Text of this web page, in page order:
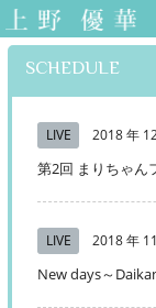
上野優華 オフィ
シャルサイト-
SCHEDULE
LIVE 2018 年
第2回 まりちゃん
LIVE 2018 年
New days～